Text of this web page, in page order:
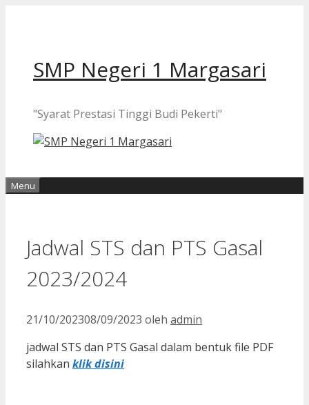
SMP Negeri 1 Margasari
"Syarat Prestasi Tinggi Budi Pekerti"
Menu
Jadwal STS dan PTS Gasal
2023/2024
21/10/202308/09/2023 oleh admin
jadwal STS dan PTS Gasal dalam bentuk file PDF
silahkan klik disini